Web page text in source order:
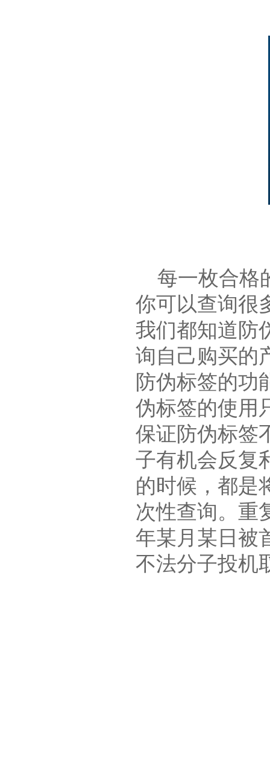
每一枚合格
你可以查询很
我们都知道防
询自己购买的
防伪标签的功
伪标签的使用
保证防伪标签
子有机会反复
的时候，都是
次性查询。重
年某月某日被
不法分子投机